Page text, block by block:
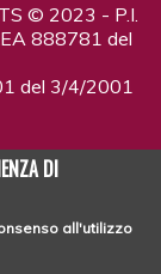
© 2023 - P.I.
888781 del
del 3/4/2001
DI
all'utilizzo